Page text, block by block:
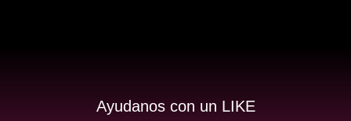
Ayudanos con un LIKE